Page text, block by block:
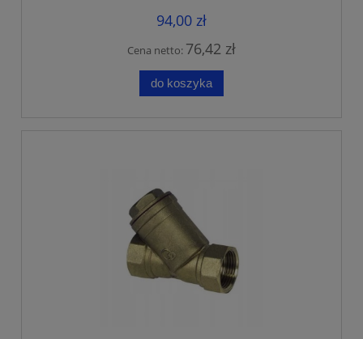
94,00 zł
Cena netto: 76,42 zł
do koszyka